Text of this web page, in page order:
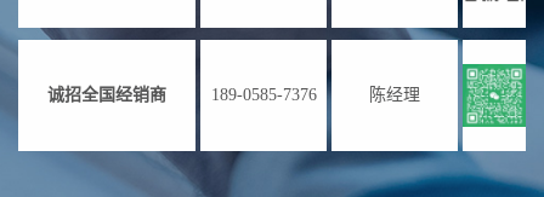
诚招全国经销商 189-0585-7376 陈经理